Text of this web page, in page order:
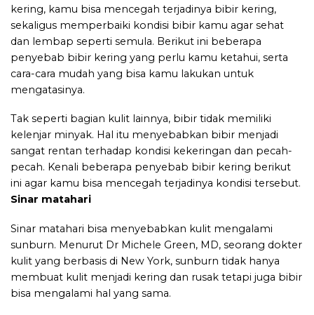
kering, kamu bisa mencegah terjadinya bibir kering,
sekaligus memperbaiki kondisi bibir kamu agar sehat
dan lembap seperti semula. Berikut ini beberapa
penyebab bibir kering yang perlu kamu ketahui, serta
cara-cara mudah yang bisa kamu lakukan untuk
mengatasinya.
Tak seperti bagian kulit lainnya, bibir tidak memiliki
kelenjar minyak. Hal itu menyebabkan bibir menjadi
sangat rentan terhadap kondisi kekeringan dan pecah-
pecah. Kenali beberapa penyebab bibir kering berikut
ini agar kamu bisa mencegah terjadinya kondisi tersebut.
Sinar matahari
Sinar matahari bisa menyebabkan kulit mengalami
sunburn. Menurut Dr Michele Green, MD, seorang dokter
kulit yang berbasis di New York, sunburn tidak hanya
membuat kulit menjadi kering dan rusak tetapi juga bibir
bisa mengalami hal yang sama.